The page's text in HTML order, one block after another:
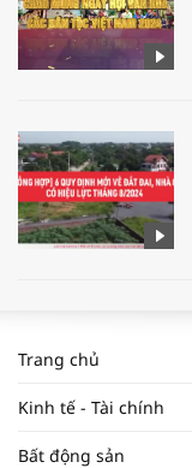
Trang chủ
Kinh tế - Tài chính
Bất động sản